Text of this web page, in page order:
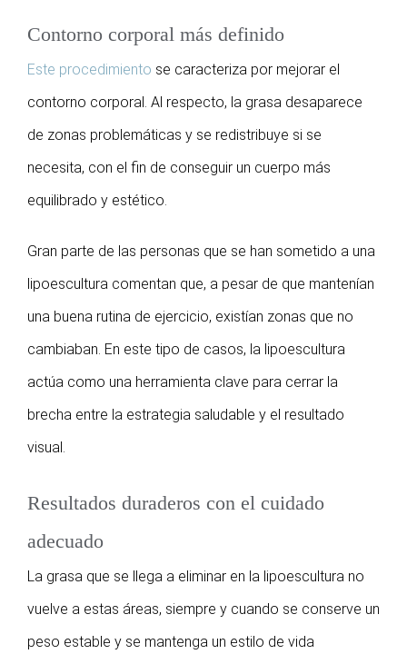
Contorno corporal más definido
Este procedimiento se caracteriza por mejorar el
contorno corporal. Al respecto, la grasa desaparece
de zonas problemáticas y se redistribuye si se
necesita, con el fin de conseguir un cuerpo más
equilibrado y estético.
Gran parte de las personas que se han sometido a una
lipoescultura comentan que, a pesar de que mantenían
una buena rutina de ejercicio, existían zonas que no
cambiaban. En este tipo de casos, la lipoescultura
actúa como una herramienta clave para cerrar la
brecha entre la estrategia saludable y el resultado
visual.
Resultados duraderos con el cuidado
adecuado
La grasa que se llega a eliminar en la lipoescultura no
vuelve a estas áreas, siempre y cuando se conserve un
peso estable y se mantenga un estilo de vida